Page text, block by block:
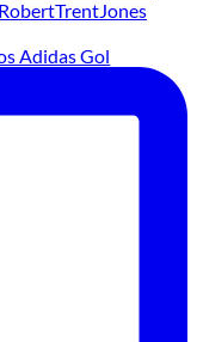
Adidas Gol